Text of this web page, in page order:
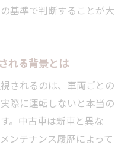
基準で判断することが大
れる背景とは
されるのは、車両ごとの
際に運転しないと本当の
。中古車は新車と異な
ンテナンス履歴によって